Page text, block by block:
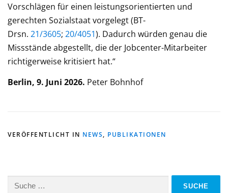
Vorschlägen für einen leistungsorientierten und
gerechten Sozialstaat vorgelegt (BT-
Drsn. 21/3605; 20/4051). Dadurch würden genau die
Missstände abgestellt, die der Jobcenter-Mitarbeiter
richtigerweise kritisiert hat.“
Berlin, 9. Juni 2026. Peter Bohnhof
VERÖFFENTLICHT IN NEWS, PUBLIKATIONEN
Suche